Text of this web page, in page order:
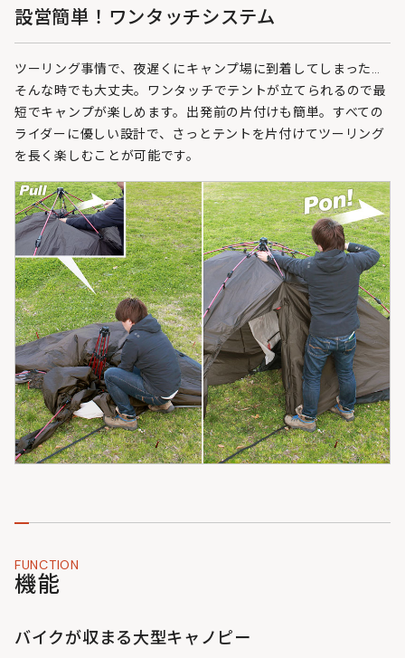
設営簡単！ワンタッチシステム
ツーリング事情で、夜遅くにキャンプ場に到着してしまった…
そんな時でも大丈夫。ワンタッチでテントが立てられるので最
短でキャンプが楽しめます。出発前の片付けも簡単。すべての
ライダーに優しい設計で、さっとテントを片付けてツーリング
を長く楽しむことが可能です。
FUNCTION
機能
バイクが収まる大型キャノピー